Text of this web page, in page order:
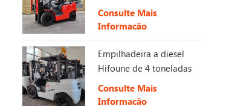
Estágio 5
Consulte Mais
Informação
Empilhadeira a diesel
Hifoune de 4 toneladas
com motor KUBOTA
Consulte Mais
Informação